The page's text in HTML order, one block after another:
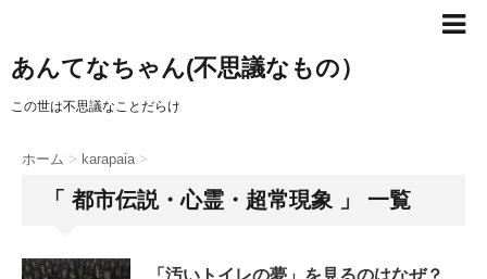
あんてなちゃん(不思議なもの）
この世は不思議なことだらけ
ホーム > karapaia >
「 都市伝説・心霊・超常現象 」 一覧
「汚いトイレの夢」を見るのはなぜ？